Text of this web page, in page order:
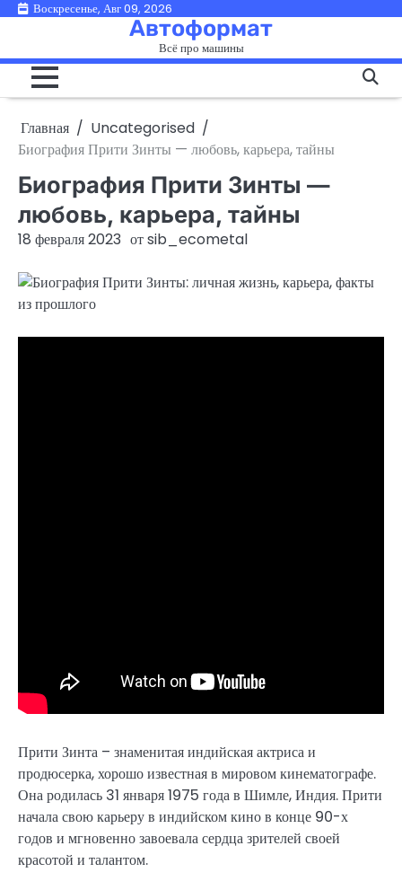
ПерейтиВоскресенье, Авг 09, 2026
Автоформат
Всё про машины
Главная
Uncategorised
Биография Прити Зинты — любовь, карьера, тайны
Биография Прити Зинты —
любовь, карьера, тайны
18 февраля 2023 отsib_ecometal
Прити Зинта – знаменитая индийская актриса и
продюсерка, хорошо известная в мировом кинематографе.
Она родилась 31 января 1975 года в Шимле, Индия. Прити
начала свою карьеру в индийском кино в конце 90-х
годов и мгновенно завоевала сердца зрителей своей
красотой и талантом.